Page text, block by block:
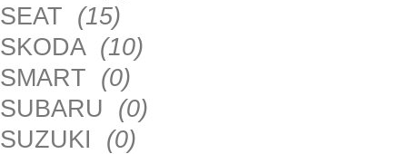
SEAT (15)
SKODA (10)
SMART (0)
SUBARU (0)
SUZUKI (0)